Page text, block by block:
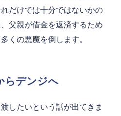
だけでは十分ではないかの
父親が借金を返済するため
くの悪魔を倒します。
らデンジへ
したいという話が出てきま